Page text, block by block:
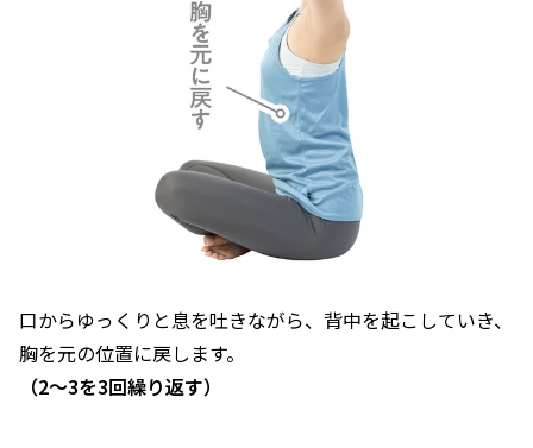
口からゆっくりと息を吐きながら、背中を起こしていき、
胸を元の位置に戻します。
（2～3を3回繰り返す）